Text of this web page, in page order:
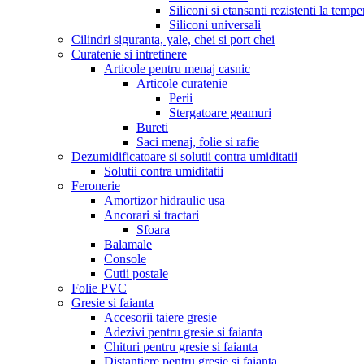
Siliconi si etansanti rezistenti la
Siliconi universali
Cilindri siguranta, yale, chei si port chei
Curatenie si intretinere
Articole pentru menaj casnic
Articole curatenie
Perii
Stergatoare geamuri
Bureti
Saci menaj, folie si rafie
Dezumidificatoare si solutii contra umiditatii
Solutii contra umiditatii
Feronerie
Amortizor hidraulic usa
Ancorari si tractari
Sfoara
Balamale
Console
Cutii postale
Folie PVC
Gresie si faianta
Accesorii taiere gresie
Adezivi pentru gresie si faianta
Chituri pentru gresie si faianta
Distantiere pentru gresie si faianta